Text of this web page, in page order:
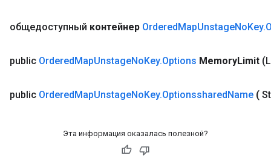
общедоступный контейнер OrderedMapUnstageNoKey.
public OrderedMapUnstageNoKey.Options MemoryLimit
public OrderedMapUnstageNoKey.OptionssharedName (
Эта информация оказалась полезной?